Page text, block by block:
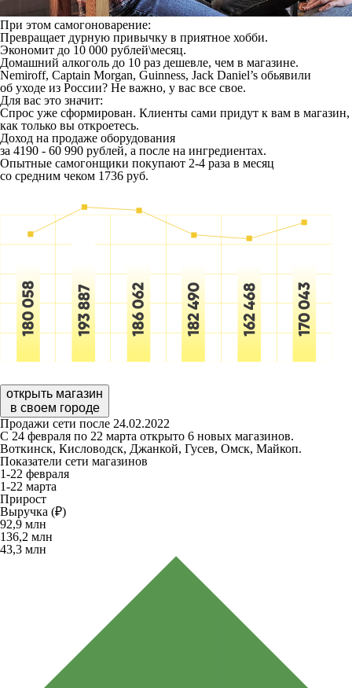
При этом самогоноварение:
Превращает дурную привычку в приятное хобби.
Экономит до 10 000 рублей\месяц.
Домашний алкоголь до 10 раз дешевле, чем в магазине.
Nemiroff, Captain Morgan, Guinness, Jack Daniel’s обьявили
об уходе из России? Не важно, у вас все свое.
Для вас это значит:
Спрос уже сформирован. Клиенты сами придут к вам в магазин,
как только вы откроетесь.
Доход на продаже оборудования
за 4190 - 60 990 рублей, а после на ингредиентах.
Опытные самогонщики покупают 2-4 раза в месяц
со средним чеком 1736 руб.
открыть магазин
в своем городе
Продажи сети после 24.02.2022
С 24 февраля по 22 марта открыто 6 новых магазинов.
Воткинск, Кисловодск, Джанкой, Гусев, Омск, Майкоп.
Показатели сети магазинов
1-22 февраля
1-22 марта
Прирост
Выручка (₽)
92,9 млн
136,2 млн
43,3 млн